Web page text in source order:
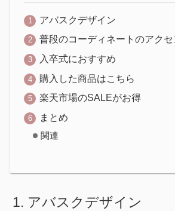
アバスクデザイン
普段のコーディネートのアクセ
入卒式におすすめ
購入した商品はこちら
楽天市場のSALEがお得
まとめ
関連
アバスクデザイン